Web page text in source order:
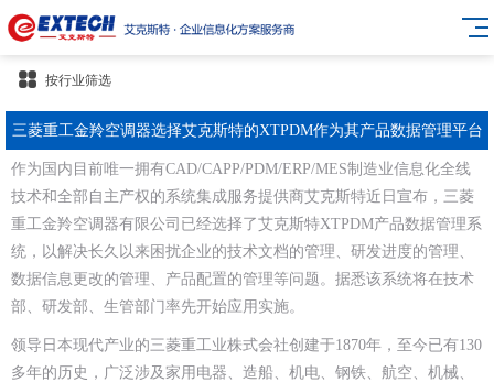
按行业筛选
三菱重工金羚空调器选择艾克斯特的XTPDM作为其产品数据管理平台
作为国内目前唯一拥有CAD/CAPP/PDM/ERP/MES制造业信息化全线
技术和全部自主产权的系统集成服务提供商艾克斯特近日宣布，三菱
重工金羚空调器有限公司已经选择了艾克斯特XTPDM产品数据管理系
统，以解决长久以来困扰企业的技术文档的管理、研发进度的管理、
数据信息更改的管理、产品配置的管理等问题。据悉该系统将在技术
部、研发部、生管部门率先开始应用实施。
领导日本现代产业的三菱重工业株式会社创建于1870年，至今已有130
多年的历史，广泛涉及家用电器、造船、机电、钢铁、航空、机械、